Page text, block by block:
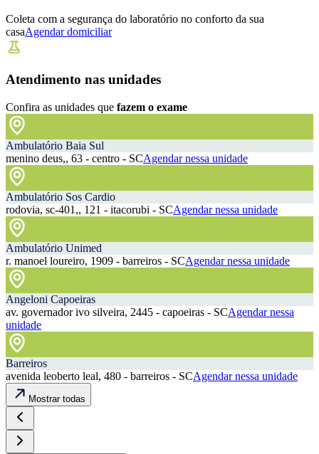
Coleta com a segurança do laboratório no conforto da sua
casaAgendar domiciliar
Atendimento nas unidades
Confira as unidades que fazem o exame
Ambulatório Baia Sul
menino deus,, 63 - centro - SCAgendar nessa unidade
Ambulatório Sos Cardio
rodovia, sc-401,, 121 - itacorubi - SCAgendar nessa unidade
Ambulatório Unimed
r. manoel loureiro, 1909 - barreiros - SCAgendar nessa unidade
Angeloni Capoeiras
av. governador ivo silveira, 2445 - capoeiras - SCAgendar nessa
unidade
Barreiros
avenida leoberto leal, 480 - barreiros - SCAgendar nessa unidade
Mostrar todas